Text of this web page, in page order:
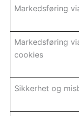
Markedsføring
Markedsføring
cookies
Sikkerhet og